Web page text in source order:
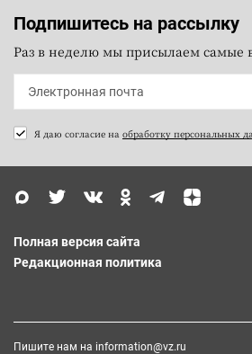
Подпишитесь на рассылку
Раз в неделю мы присылаем самые
Я даю согласие на обработку персональных
Полная версия сайта
Редакционная политика
Пишите нам на information@vz.ru